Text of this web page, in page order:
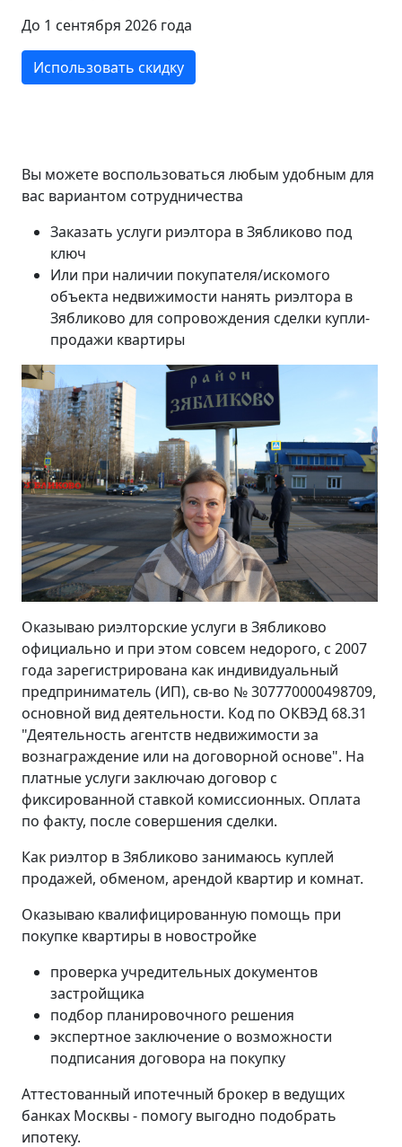
До 1 сентября 2026 года
Использовать скидку
Вы можете воспользоваться любым удобным для
вас вариантом сотрудничества
Заказать услуги риэлтора в Зябликово под
ключ
Или при наличии покупателя/искомого
объекта недвижимости нанять риэлтора в
Зябликово для сопровождения сделки купли-
продажи квартиры
Оказываю риэлторские услуги в Зябликово
официально и при этом совсем недорого, с 2007
года зарегистрирована как индивидуальный
предприниматель (ИП), св-во № 307770000498709,
основной вид деятельности. Код по ОКВЭД 68.31
"Деятельность агентств недвижимости за
вознаграждение или на договорной основе". На
платные услуги заключаю договор с
фиксированной ставкой комиссионных. Оплата
по факту, после совершения сделки.
Как риэлтор в Зябликово занимаюсь куплей
продажей, обменом, арендой квартир и комнат.
Оказываю квалифицированную помощь при
покупке квартиры в новостройке
проверка учредительных документов
застройщика
подбор планировочного решения
экспертное заключение о возможности
подписания договора на покупку
Аттестованный ипотечный брокер в ведущих
банках Москвы - помогу выгодно подобрать
ипотеку.